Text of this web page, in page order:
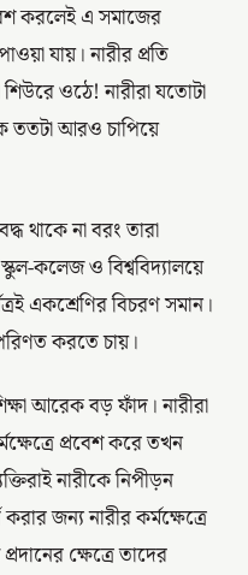
করলেই এ সমাজের
যায়। নারীর প্রতি
শিউরে ওঠে! নারীরা যতোটা
ততটা আরও চাপিয়ে
থাকে না বরং তারা
কলেজ ও বিশ্ববিদ্যালয়ে
একশ্রেণির বিচরণ সমান।
করতে চায়।
আরেক বড় ফাঁদ। নারীরা
প্রবেশ করে তখন
নারীকে নিপীড়ন
জন্য নারীর কর্মক্ষেত্রে
ক্ষেত্রে তাদের